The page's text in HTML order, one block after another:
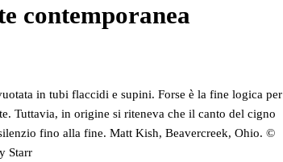
contemporanea
in tubi flaccidi e supini. Forse è la fine logica per
Tuttavia, in origine si riteneva che il canto del cigno
fino alla fine. Matt Kish, Beavercreek, Ohio. ©
Starr